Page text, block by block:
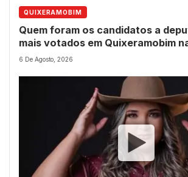
QUIXERAMOBIM
Quem foram os candidatos a
mais votados em Quixeramobim
de 2022?
6 De Agosto, 2026